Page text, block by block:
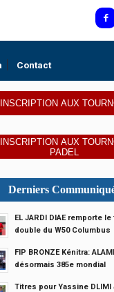
Contact
INSCRIPTION AUX
INSCRIPTION AUX
PADEL
Derniers
EL JARDI DIAE remporte
double du W50 Columbus
FIP BRONZE Kénitra: ALAMI
désormais 385e mondial
Titres pour Yassine DLIMI